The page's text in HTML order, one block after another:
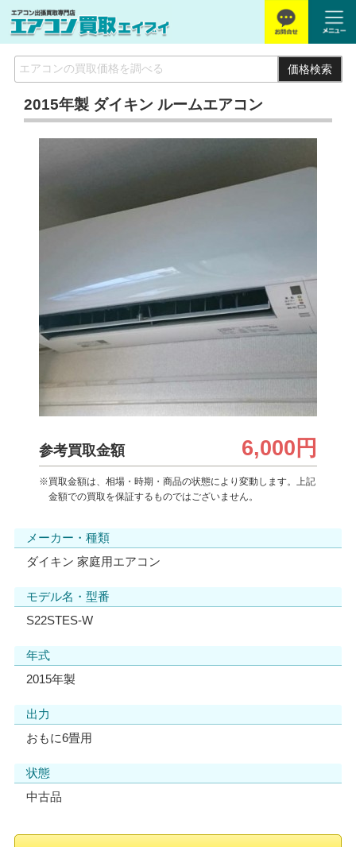
価格検索
2015年製 ダイキン ルームエアコン
参考買取金額 6,000円
※買取金額は、相場・時期・商品の状態により変動します。上記
金額での買取を保証するものではございません。
メーカー・種類
ダイキン 家庭用エアコン
モデル名・型番
S22STES-W
年式
2015年製
出力
おもに6畳用
状態
中古品